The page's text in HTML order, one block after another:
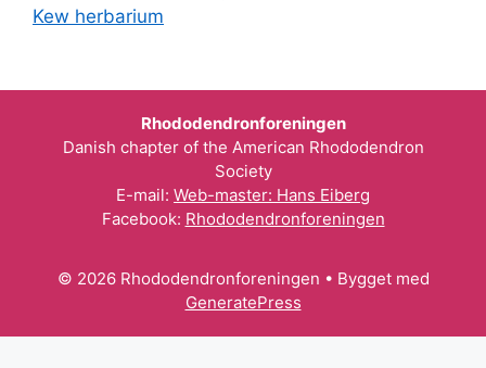
Kew herbarium
Rhododendronforeningen
Danish chapter of the American Rhododendron
Society
E-mail: Web-master: Hans Eiberg
Facebook: Rhododendronforeningen
© 2026 Rhododendronforeningen • Bygget med
GeneratePress